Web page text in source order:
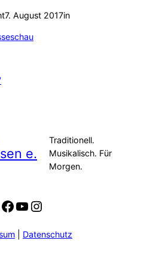
7. August 2017in
e.
Traditionell.
Musikalisch. Für
Morgen.
Facebook
YouTube
Instagram
Datenschutz